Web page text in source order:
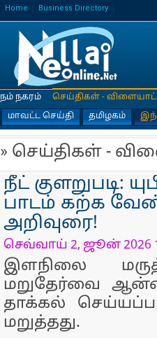
Home Business Directory
நம் நகரம்
செய்திகள் -
மாவட்ட செய்தி
தமிழகம்
» செய்திகள் -
நீட் குளறுபடி:
பாடம் கற்க
அறிவுரை!
செவ்வாய் 2, ஜூன் 2026
இளநிலை
மறுதேர்வை
தாக்கல்
மறுத்தது.